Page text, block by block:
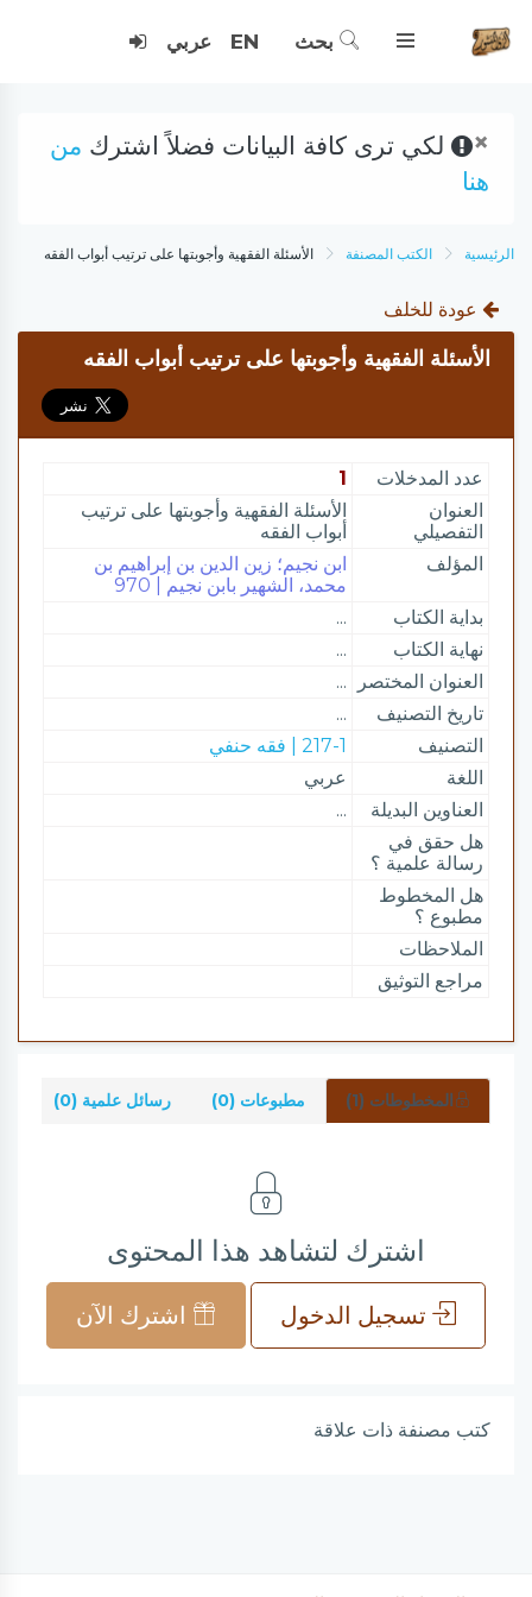
بحث EN عربي
× لكي ترى كافة البيانات فضلاً اشترك من
هنا
الرئيسية الكتب المصنفة الأسئلة الفقهية وأجوبتها على ترتيب أبواب الفقه
عودة للخلف
الأسئلة الفقهية وأجوبتها على ترتيب أبواب الفقه
عدد المدخلات
1
العنوان
التفصيلي
الأسئلة الفقهية وأجوبتها على ترتيب
أبواب الفقه
المؤلف
ابن نجيم؛ زين الدين بن إبراهيم بن
محمد، الشهير بابن نجيم | 970
بداية الكتاب
...
نهاية الكتاب
...
العنوان المختصر
...
تاريخ التصنيف
...
التصنيف
217-1 | فقه حنفي
اللغة
عربي
العناوين البديلة
...
هل حقق في
رسالة علمية ؟
هل المخطوط
مطبوع ؟
الملاحظات
مراجع التوثيق
المخطوطات (1) مطبوعات (0) رسائل علمية (0)
اشترك لتشاهد هذا المحتوى
تسجيل الدخول اشترك الآن
كتب مصنفة ذات علاقة